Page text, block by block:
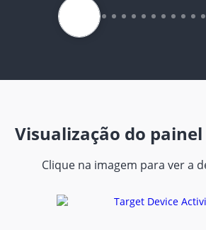
Visualização do
Clique na imagem para ver a